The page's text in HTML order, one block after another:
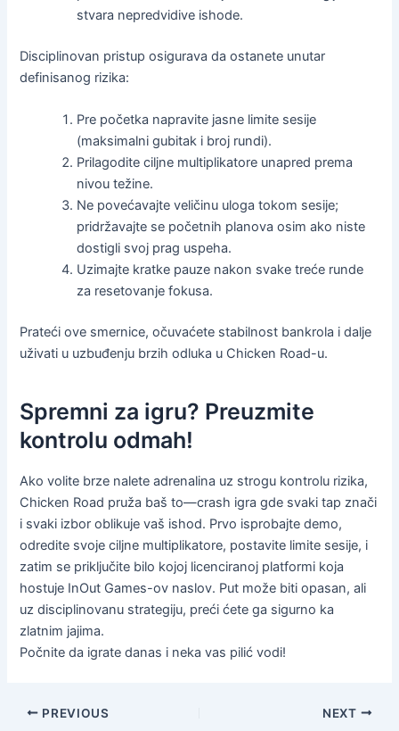
stvara nepredvidive ishode.
Disciplinovan pristup osigurava da ostanete unutar
definisanog rizika:
Pre početka napravite jasne limite sesije
(maksimalni gubitak i broj rundi).
Prilagodite ciljne multiplikatore unapred prema
nivou težine.
Ne povećavajte veličinu uloga tokom sesije;
pridržavajte se početnih planova osim ako niste
dostigli svoj prag uspeha.
Uzimajte kratke pauze nakon svake treće runde
za resetovanje fokusa.
Prateći ove smernice, očuvaćete stabilnost bankrola i dalje
uživati u uzbuđenju brzih odluka u Chicken Road-u.
Spremni za igru? Preuzmite
kontrolu odmah!
Ako volite brze nalete adrenalina uz strogu kontrolu rizika,
Chicken Road pruža baš to—crash igra gde svaki tap znači
i svaki izbor oblikuje vaš ishod. Prvo isprobajte demo,
odredite svoje ciljne multiplikatore, postavite limite sesije, i
zatim se priključite bilo kojoj licenciranoj platformi koja
hostuje InOut Games-ov naslov. Put može biti opasan, ali
uz disciplinovanu strategiju, preći ćete ga sigurno ka
zlatnim jajima.
Počnite da igrate danas i neka vas pilić vodi!
PREVIOUS NEXT